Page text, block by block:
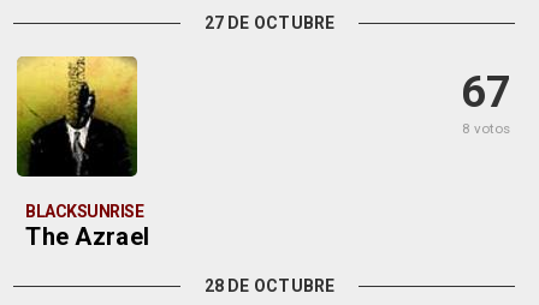
27 DE OCTUBRE
67
8 votos
BLACKSUNRISE
The Azrael
28 DE OCTUBRE